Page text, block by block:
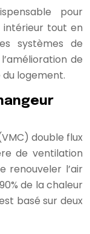
pour
intérieur tout en
systèmes de
de
logement.
double flux
de ventilation
renouveler l’air
de la chaleur
basé sur deux